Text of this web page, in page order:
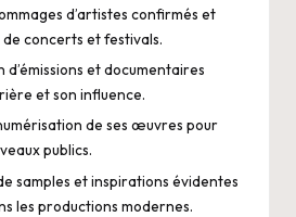
d’artistes confirmés et
concerts et festivals.
d’émissions et documentaires
et son influence.
de ses œuvres pour
publics.
samples et inspirations évidentes
les productions modernes.